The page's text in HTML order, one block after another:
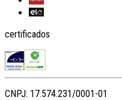
certificados
CNPJ: 17.574.231/0001-01